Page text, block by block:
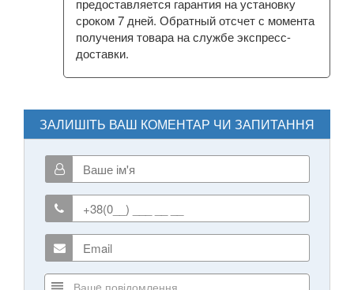
предоставляется гарантия на установку
сроком 7 дней. Обратный отсчет с момента
получения товара на службе экспресс-
доставки.
ЗАЛИШІТЬ ВАШ КОМЕНТАР ЧИ ЗАПИТАННЯ